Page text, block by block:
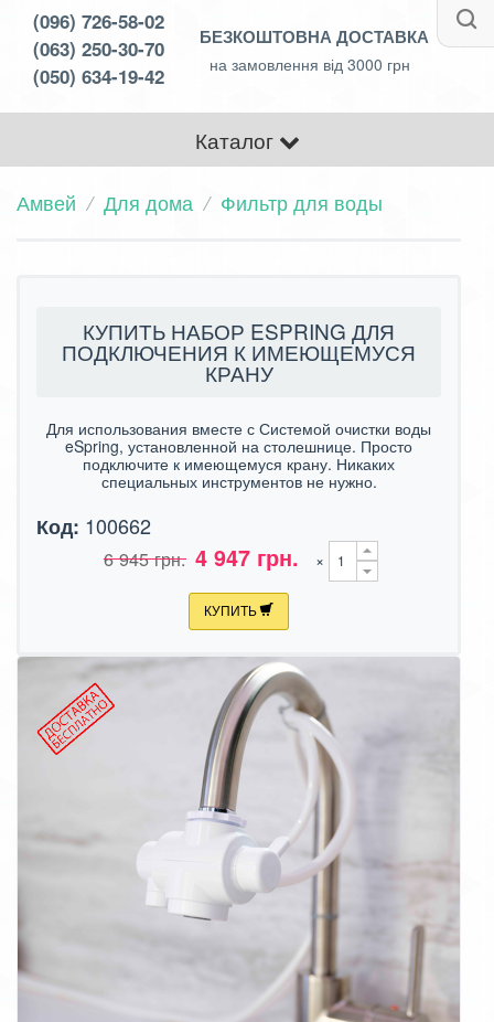
(096) 726-58-02
(063) 250-30-70
(050) 634-19-42
БЕЗКОШТОВНА ДОСТАВКА
на замовлення від 3000 грн
Каталог
Амвей Для дома Фильтр для воды
КУПИТЬ НАБОР ESPRING ДЛЯ
ПОДКЛЮЧЕНИЯ К ИМЕЮЩЕМУСЯ
КРАНУ
Для использования вместе с Системой очистки воды
eSpring, установленной на столешнице. Просто
подключите к имеющемуся крану. Никаких
специальных инструментов не нужно.
Код: 100662
6 945 грн. 4 947 грн. ×
КУПИТЬ